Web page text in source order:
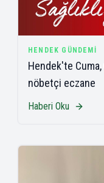
HENDEK GÜNDEMI
Hendek'te
nöbetçi eczane
Haberi Oku